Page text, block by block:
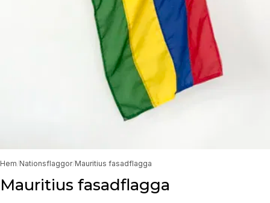
Hem/Nationsflaggor/Mauritius fasadflagga
Mauritius fasadflagga